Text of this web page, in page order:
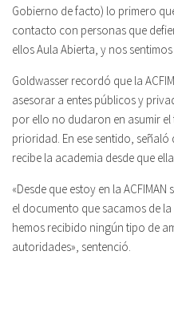
Gobierno de facto) lo primero
contacto con personas que
ellos Aula Abierta, y nos
Goldwasser recordó que la
asesorar a entes públicos y
por ello no dudaron en asumir
prioridad. En ese sentido, señaló
recibe la academia desde que
«Desde que estoy en la
el documento que sacamos de
hemos recibido ningún tipo de
autoridades», sentenció.